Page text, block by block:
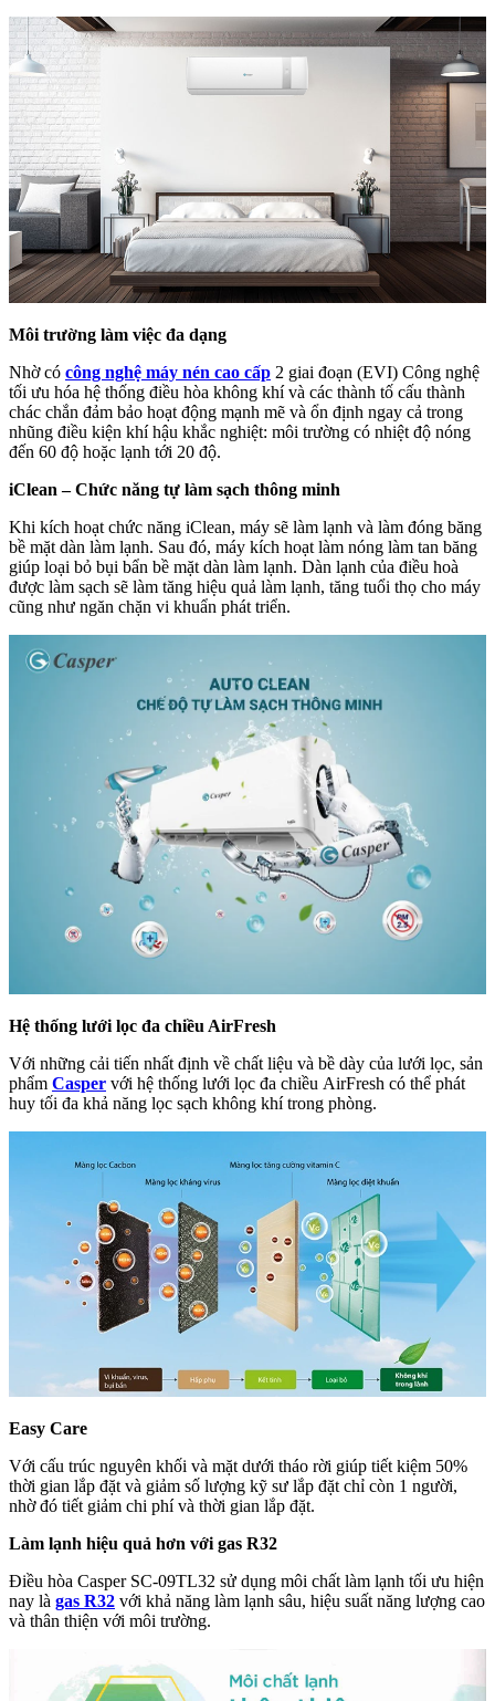
Môi trường làm việc đa dạng
Nhờ có công nghệ máy nén cao cấp 2 giai đoạn (EVI) Công nghệ
tối ưu hóa hệ thống điều hòa không khí và các thành tố cấu thành
chác chắn đảm bảo hoạt động mạnh mẽ và ổn định ngay cả trong
nhũng điều kiện khí hậu khắc nghiệt: môi trường có nhiệt độ nóng
đến 60 độ hoặc lạnh tới 20 độ.
iClean – Chức năng tự làm sạch thông minh
Khi kích hoạt chức năng iClean, máy sẽ làm lạnh và làm đóng băng
bề mặt dàn làm lạnh. Sau đó, máy kích hoạt làm nóng làm tan băng
giúp loại bỏ bụi bẩn bề mặt dàn làm lạnh. Dàn lạnh của điều hoà
được làm sạch sẽ làm tăng hiệu quả làm lạnh, tăng tuổi thọ cho máy
cũng như ngăn chặn vi khuẩn phát triển.
Hệ thống lưới lọc đa chiều AirFresh
Với những cải tiến nhất định về chất liệu và bề dày của lưới lọc, sản
phẩm Casper với hệ thống lưới lọc đa chiều AirFresh có thể phát
huy tối đa khả năng lọc sạch không khí trong phòng.
Easy Care
Với cấu trúc nguyên khối và mặt dưới tháo rời giúp tiết kiệm 50%
thời gian lắp đặt và giảm số lượng kỹ sư lắp đặt chỉ còn 1 người,
nhờ đó tiết giảm chi phí và thời gian lắp đặt.
Làm lạnh hiệu quả hơn với gas R32
Điều hòa Casper SC-09TL32 sử dụng môi chất làm lạnh tối ưu hiện
nay là gas R32 với khả năng làm lạnh sâu, hiệu suất năng lượng cao
và thân thiện với môi trường.